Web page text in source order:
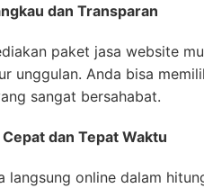
dan Transparan
paket jasa website
unggulan. Anda bisa
sangat bersahabat.
dan Tepat Waktu
langsung online dalam